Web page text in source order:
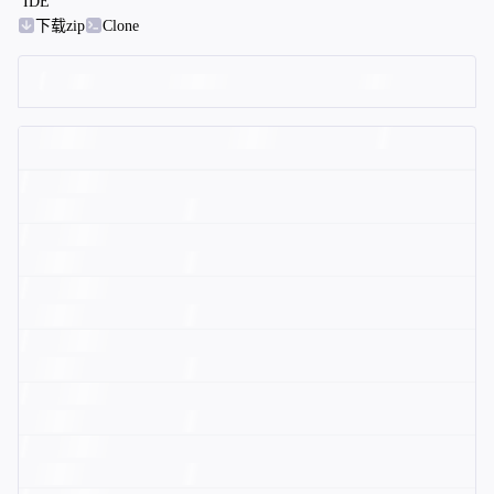
下载zip
Clone